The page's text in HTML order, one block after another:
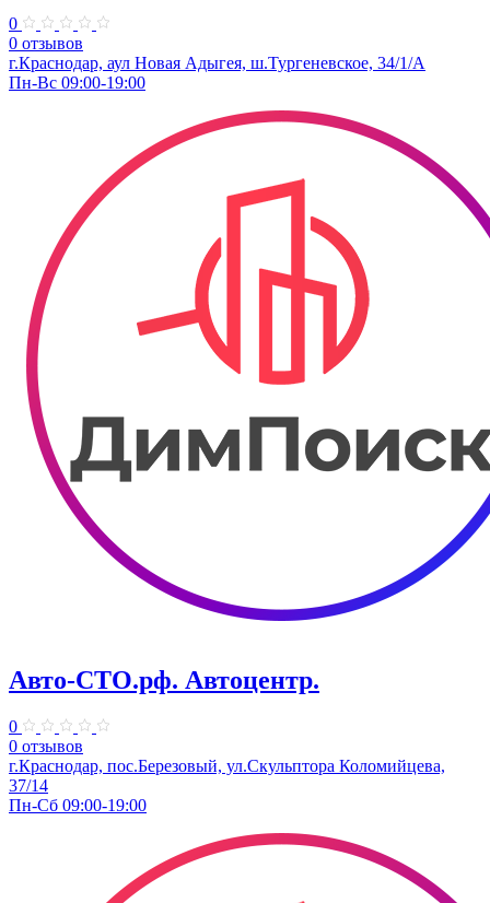
0
0 отзывов
г.Краснодар, аул Новая Адыгея, ш.Тургеневское, 34/1/А
Пн-Вс 09:00-19:00
Авто-СТО.рф. Автоцентр.
0
0 отзывов
г.Краснодар, пос.Березовый, ул.Скульптора Коломийцева,
37/14
Пн-Сб 09:00-19:00